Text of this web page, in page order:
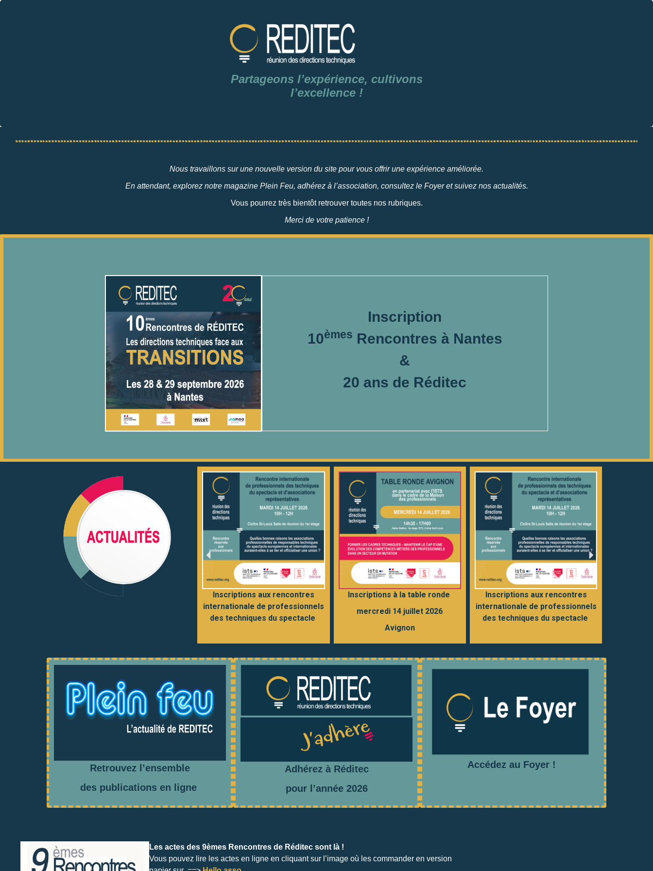
Partageons l’expérience, cultivons
l’excellence !
Nous travaillons sur une nouvelle version du site pour vous offrir une expérience améliorée.
En attendant, explorez notre magazine Plein Feu, adhérez à l’association, consultez le Foyer et suivez nos actualités.
Vous pourrez très bientôt retrouver toutes nos rubriques.
Merci de votre patience !
Inscription
10èmes Rencontres à Nantes
&
20 ans de Réditec
Inscriptions aux rencontres
internationale de professionnels
des techniques du spectacle
Inscriptions à la table ronde
mercredi 14 juillet 2026
Avignon
Inscriptions aux rencontres
internationale de professionnels
des techniques du spectacle
Retrouvez l’ensemble
des publications en ligne
Adhérez à Réditec
pour l’année 2026
Accédez au Foyer !
Les actes des 9èmes Rencontres de Réditec sont là !
Vous pouvez lire les actes en ligne en cliquant sur l’image où les commander en version